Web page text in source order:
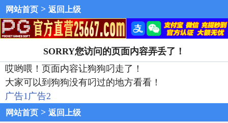
网站首页 > 返回上级
SORRY您访问的页面内容弄丢了！
哎哟喂！页面内容让狗狗叼走了！
大家可以到狗狗没有叼过的地方看看！
广告1广告2
网站首页 > 返回上级